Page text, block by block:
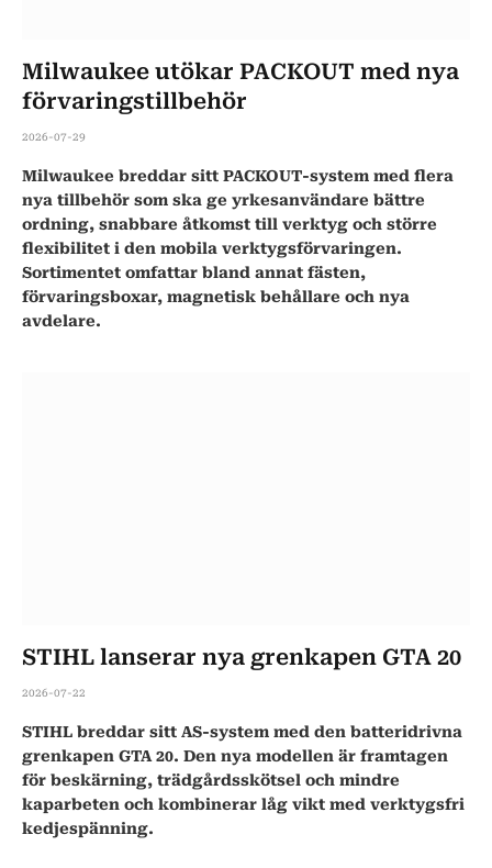
Milwaukee utökar PACKOUT med nya
förvaringstillbehör
2026-07-29
Milwaukee breddar sitt PACKOUT-system med flera
nya tillbehör som ska ge yrkesanvändare bättre
ordning, snabbare åtkomst till verktyg och större
flexibilitet i den mobila verktygsförvaringen.
Sortimentet omfattar bland annat fästen,
förvaringsboxar, magnetisk behållare och nya
avdelare.
STIHL lanserar nya grenkapen GTA 20
2026-07-22
STIHL breddar sitt AS-system med den batteridrivna
grenkapen GTA 20. Den nya modellen är framtagen
för beskärning, trädgårdsskötsel och mindre
kaparbeten och kombinerar låg vikt med verktygsfri
kedjespänning.